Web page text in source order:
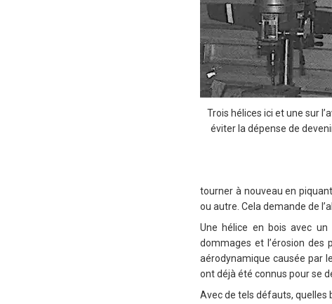
Trois hélices ici et une sur
éviter la dépense de
tourner à nouveau en
ou autre. Cela demande de
Une hélice en bois avec
dommages et l’érosion des
aérodynamique causée par
ont déjà été connus pour se
Avec de tels défauts, quelles